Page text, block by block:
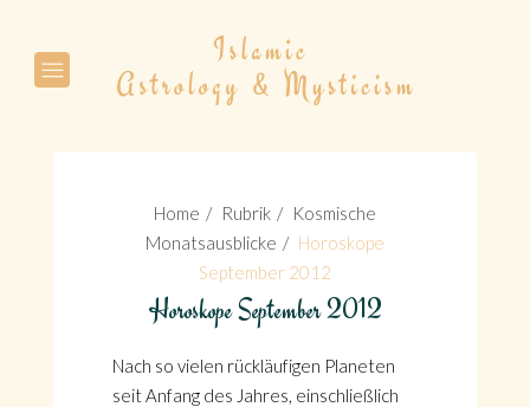
Home Rubrik
Kosmische
Monatsausblicke
Horoskope
September 2012
Horoskope September 2012
Nach so vielen rückläufigen Planeten
seit Anfang des Jahres, einschließlich